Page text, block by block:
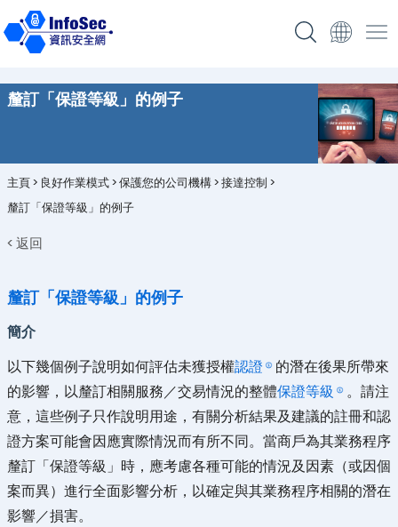
釐訂「保證等級」的例子
主頁> 良好作業模式>保護您的公司機構>接達控制 >
釐訂「保證等級」的例子
< 返回
釐訂「保證等級」的例子
簡介
以下幾個例子說明如何評估未獲授權認證
的潛在後果所帶來
的影響，以釐訂相關服務／交易情況的整體保證等級
。請注
意，這些例子只作說明用途，有關分析結果及建議的註冊和認
證方案可能會因應實際情況而有所不同。當商戶為其業務程序
釐訂「保證等級」時，應考慮各種可能的情況及因素（或因個
案而異）進行全面影響分析，以確定與其業務程序相關的潛在
影響／損害。